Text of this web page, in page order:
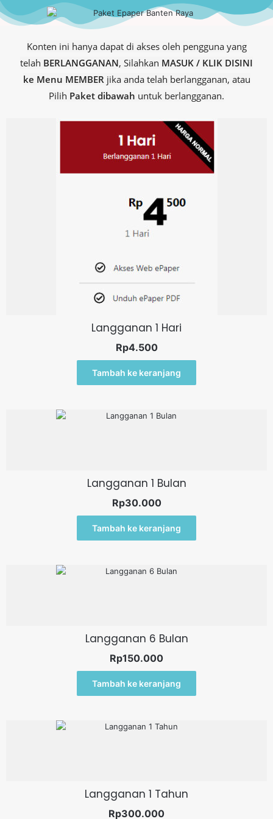
Konten ini hanya dapat di akses oleh pengguna yang
telah BERLANGGANAN, Silahkan MASUK / KLIK DISINI
ke Menu MEMBER jika anda telah berlangganan, atau
Pilih Paket dibawah untuk berlangganan.
Langganan 1 Hari
Rp4.500
Tambah ke keranjang
Langganan 1 Bulan
Rp30.000
Tambah ke keranjang
Langganan 6 Bulan
Rp150.000
Tambah ke keranjang
Langganan 1 Tahun
Rp300.000